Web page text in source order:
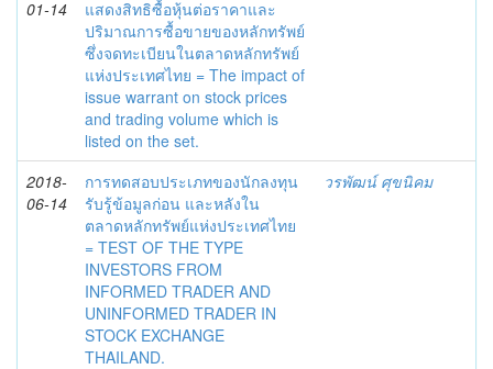
01-14
แสดงสิทธิซื้อหุ้นต่อราคาและ
ปริมาณการซื้อขายของหลักทรัพย์
ซึ่งจดทะเบียนในตลาดหลักทรัพย์
แห่งประเทศไทย = The impact of
issue warrant on stock prices
and trading volume which is
listed on the set.
2018-
06-14
การทดสอบประเภทของนักลงทุน
รับรู้ข้อมูลก่อน และหลังใน
ตลาดหลักทรัพย์แห่งประเทศไทย
= TEST OF THE TYPE
INVESTORS FROM
INFORMED TRADER AND
UNINFORMED TRADER IN
STOCK EXCHANGE
THAILAND.
วรพัฒน์ ศุขนิคม